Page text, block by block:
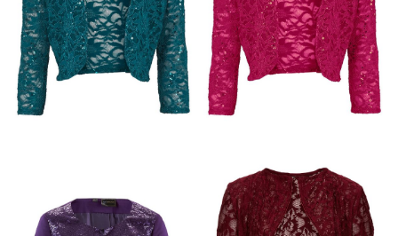
KORONKOWE Z
CEKINAMI
ELEGANCKIE BOLERKO
KORONKOWE Z
CEKINAMI RÓŻOWE